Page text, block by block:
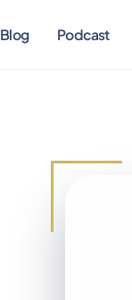
Blog Podcast